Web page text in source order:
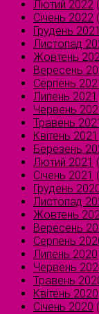
Лютий 2022
Січень 2022
Грудень 2021
Листопад
Жовтень
Вересень
Серпень
Липень 2021
Червень
Травень
Квітень 2021
Березень
Лютий 2021
Січень 2021
Грудень
Листопад
Жовтень
Вересень
Серпень
Липень 2020
Червень
Травень
Квітень 2020
Січень 2020